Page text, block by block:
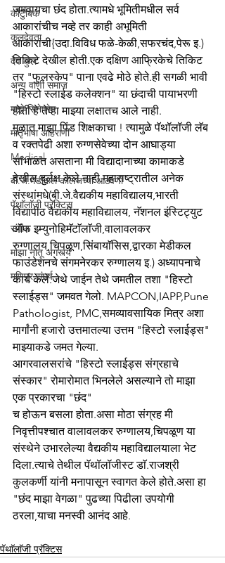
कौटुंबिक
कुलदेवता
देव कुल
अन्य वाणी समाज
माझे सिनेप्रेम
मातृभाषा अहिराणी
Medical
बी.जे.मेडीकल काॅलेजच्या आठवणी
पॅथाॅलाॅजी प्रॅक्टिस
संगीत
माझा नातू अगस्त्य
मणिपूर संघर्ष
जमवायचा छंद होता.त्यामधे भूमितीमधील सर्व
आकारांचीच नव्हे तर काही अभूमिती
आकारांची{उदा.विविध फळे-केळी,सफरचंद,पेरू इ.)
तिकिटे देखील होती.एक दक्षिण आफ्रिकेचे तिकिट
तर "फुलस्केप" पाना एवढे मोठे होते.ही सगळी भावी
"हिस्टो स्लाईड कलेक्शन" या छंदाची पायाभरणी
होती हे तेव्हा माझ्या लक्षातच आले नाही.
मुळात माझा पिंड शिक्षकाचा ! त्यामुळे पॅथॉलॉजी लॅब
व रक्तपेढी अशा रुग्णसेवेच्या दोन आघाड्या
सांभाळत असताना मी विद्यादानाच्या कामाकडे
देखील दुर्लक्ष केले नाही.महाराष्ट्रातील अनेक
संस्थांमधे(बी.जे.वैद्यकीय महाविद्यालय,भारती
विद्यापीठ वैद्यकीय महाविद्यालय, नॅशनल इंस्टिट्युट
ऑफ इम्युनोहिमॅटाॅलाॅजी,वालावलकर
रुग्णालय,चिपळूण,सिंबायाॅसिस,द्वारका मेडीकल
फाउंडेशनचे संगमनेरकर रुग्णालय इ.) अध्यापनाचे
कार्य केले.जेथे जाईन तेथे जमतील तशा "हिस्टो
स्लाईड्स" जमवत गेलो. MAPCON,IAPP,Pune
Pathologist, PMC,समव्यावसायिक मित्र अशा
मार्गांनी हजारो उत्तमातल्या उत्तम "हिस्टो स्लाईड्स"
माझ्याकडे जमत गेल्या.
आगरवालसरांचे "हिस्टो स्लाईड्स संग्रहाचे
संस्कार" रोमारोमात भिनलेले असल्याने तो माझा
एक प्रकारचा "छंद"
च होऊन बसला होता.असा मोठा संग्रह मी
निवृत्तीपश्चात वालावलकर रुग्णालय,चिपळूण या
संस्थेने उभारलेल्या वैद्यकीय महाविद्यालयाला भेट
दिला.त्याचे तेथील पॅथॉलॉजीस्ट डाॅ.राजश्री
कुलकर्णी यांनी मनापासून स्वागत केले होते.असा हा
"छंद माझा वेगळा" पुढच्या पिढीला उपयोगी
ठरला,याचा मनस्वी आनंद आहे.
पॅथाॅलाॅजी प्रॅक्टिस